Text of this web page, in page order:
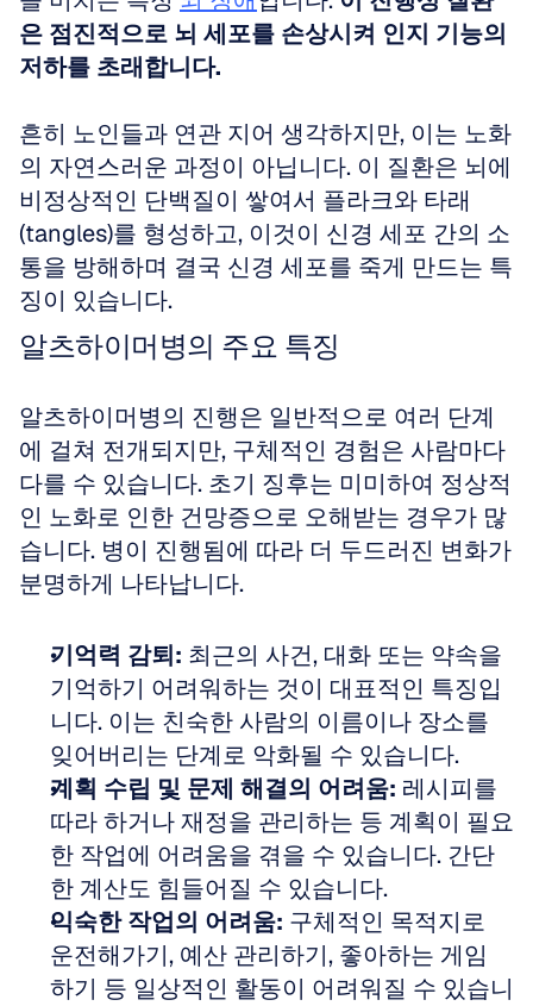
은 점진적으로 뇌 세포를 손상시켜 인지 기능의
저하를 초래합니다.
흔히 노인들과 연관 지어 생각하지만, 이는 노화
의 자연스러운 과정이 아닙니다. 이 질환은 뇌에
비정상적인 단백질이 쌓여서 플라크와 타래
(tangles)를 형성하고, 이것이 신경 세포 간의 소
통을 방해하며 결국 신경 세포를 죽게 만드는 특
징이 있습니다.
알츠하이머병의 주요 특징
알츠하이머병의 진행은 일반적으로 여러 단계
에 걸쳐 전개되지만, 구체적인 경험은 사람마다
다를 수 있습니다. 초기 징후는 미미하여 정상적
인 노화로 인한 건망증으로 오해받는 경우가 많
습니다. 병이 진행됨에 따라 더 두드러진 변화가
분명하게 나타납니다.
기억력 감퇴: 최근의 사건, 대화 또는 약속을
기억하기 어려워하는 것이 대표적인 특징입
니다. 이는 친숙한 사람의 이름이나 장소를
잊어버리는 단계로 악화될 수 있습니다.
계획 수립 및 문제 해결의 어려움: 레시피를
따라 하거나 재정을 관리하는 등 계획이 필요
한 작업에 어려움을 겪을 수 있습니다. 간단
한 계산도 힘들어질 수 있습니다.
익숙한 작업의 어려움: 구체적인 목적지로
운전해가기, 예산 관리하기, 좋아하는 게임
하기 등 일상적인 활동이 어려워질 수 있습니